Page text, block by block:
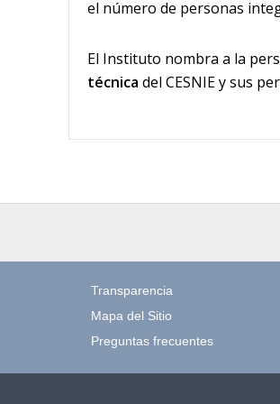
el número de personas
El Instituto nombra a la
técnica del CESNIE y sus
Transparencia
Mapa del Sitio
Preguntas frecuentes